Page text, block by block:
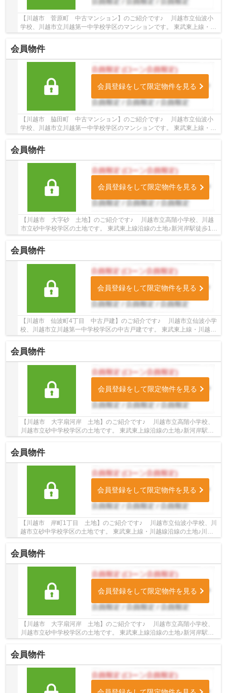
【川越市 菅原町 中古マンション】のご紹介です♪ 川越市立仙波小
学校、川越市立川越第一中学校学区のマンションです。 東武東上線・川
越線沿線のマンション♪川越駅徒歩6分のマンシ...
会員物件
会員登録をして限定物件を見る
【川越市 脇田町 中古マンション】のご紹介です♪ 川越市立仙波小
学校、川越市立川越第一中学校学区のマンションです。 東武東上線・川
越線沿線のマンション♪川越駅徒歩1分のマンシ...
会員物件
会員登録をして限定物件を見る
【川越市 大字砂 土地】のご紹介です♪ 川越市立高階小学校、川越
市立砂中学校学区の土地です。 東武東上線沿線の土地♪新河岸駅徒歩10
分の土地です。 お気軽にトゥルーズホーム...
会員物件
会員登録をして限定物件を見る
【川越市 仙波町4丁目 中古戸建】のご紹介です♪ 川越市立仙波小学
校、川越市立川越第一中学校学区の中古戸建です。 東武東上線・川越線
会員物件
会員登録をして限定物件を見る
【川越市 大字扇河岸 土地】のご紹介です♪ 川越市立高階小学校、
川越市立砂中学校学区の土地です。 東武東上線沿線の土地♪新河岸駅徒
会員物件
会員登録をして限定物件を見る
【川越市 岸町1丁目 土地】のご紹介です♪ 川越市立仙波小学校、川
越市立砂中学校学区の土地です。 東武東上線・川越線沿線の土地♪川越
駅徒歩15分の土地です。 お気軽にトゥルーズ...
会員物件
会員登録をして限定物件を見る
【川越市 大字扇河岸 土地】のご紹介です♪ 川越市立高階小学校、
川越市立砂中学校学区の土地です。 東武東上線沿線の土地♪新河岸駅徒
歩11分の土地です。 お気軽にトゥルーズホ...
会員物件